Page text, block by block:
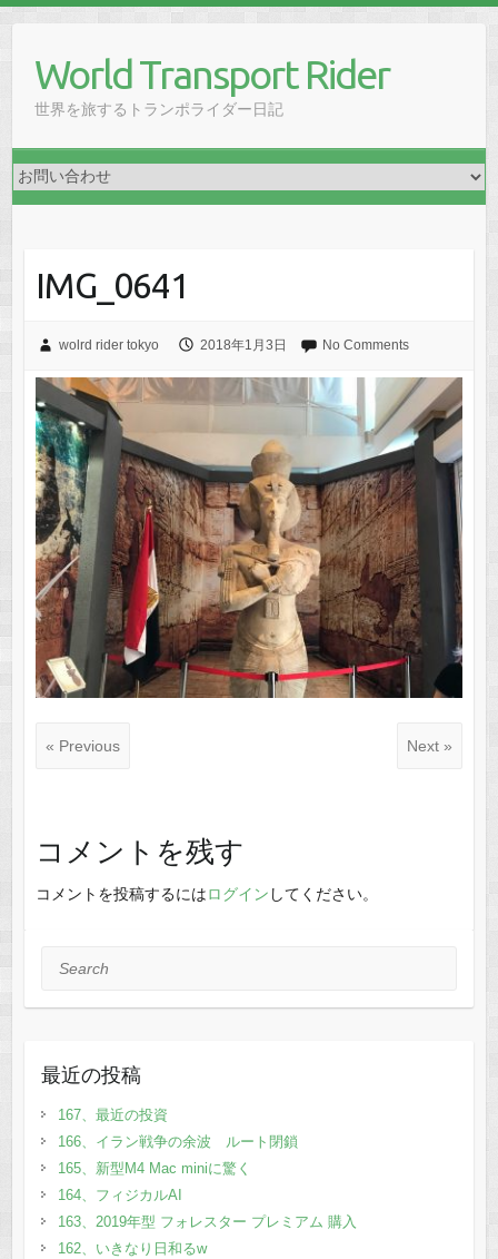
contentWorld Transport Rider
世界を旅するトランポライダー日記
IMG_0641
wolrd rider tokyo 2018年1月3日 No Comments
« Previous Next »
コメントを残す
コメントを投稿するにはログイン してください。
Search
最近の投稿
167、最近の投資
166、イラン戦争の余波 ルート閉鎖
165、新型M4 Mac miniに驚く
164、フィジカルAI
163、2019年型 フォレスター プレミアム 購入
162、いきなり日和るw